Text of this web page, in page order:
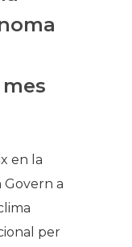
en la
a
per